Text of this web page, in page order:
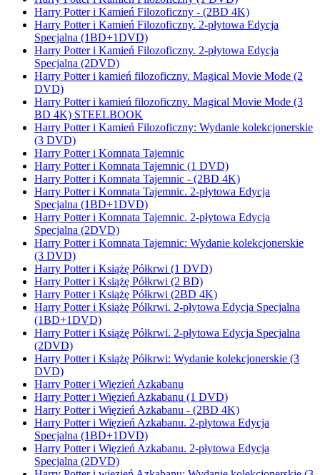
Harry Potter i Kamień Filozoficzny - (2BD 4K)
Harry Potter i Kamień Filozoficzny. 2-płytowa Edycja
Specjalna (1BD+1DVD)
Harry Potter i Kamień Filozoficzny. 2-płytowa Edycja
Specjalna (2DVD)
Harry Potter i kamień filozoficzny. Magical Movie Mode (2
DVD)
Harry Potter i kamień filozoficzny. Magical Movie Mode (3
BD 4K) STEELBOOK
Harry Potter i Kamień Filozoficzny: Wydanie kolekcjonerskie
(3 DVD)
Harry Potter i Komnata Tajemnic
Harry Potter i Komnata Tajemnic (1 DVD)
Harry Potter i Komnata Tajemnic - (2BD 4K)
Harry Potter i Komnata Tajemnic. 2-płytowa Edycja
Specjalna (1BD+1DVD)
Harry Potter i Komnata Tajemnic. 2-płytowa Edycja
Specjalna (2DVD)
Harry Potter i Komnata Tajemnic: Wydanie kolekcjonerskie
(3 DVD)
Harry Potter i Książę Półkrwi (1 DVD)
Harry Potter i Książę Półkrwi (2 BD)
Harry Potter i Książę Półkrwi (2BD 4K)
Harry Potter i Książę Półkrwi. 2-płytowa Edycja Specjalna
(1BD+1DVD)
Harry Potter i Książę Półkrwi. 2-płytowa Edycja Specjalna
(2DVD)
Harry Potter i Książę Półkrwi: Wydanie kolekcjonerskie (3
DVD)
Harry Potter i Więzień Azkabanu
Harry Potter i Więzień Azkabanu (1 DVD)
Harry Potter i Więzień Azkabanu - (2BD 4K)
Harry Potter i Więzień Azkabanu. 2-płytowa Edycja
Specjalna (1BD+1DVD)
Harry Potter i Więzień Azkabanu. 2-płytowa Edycja
Specjalna (2DVD)